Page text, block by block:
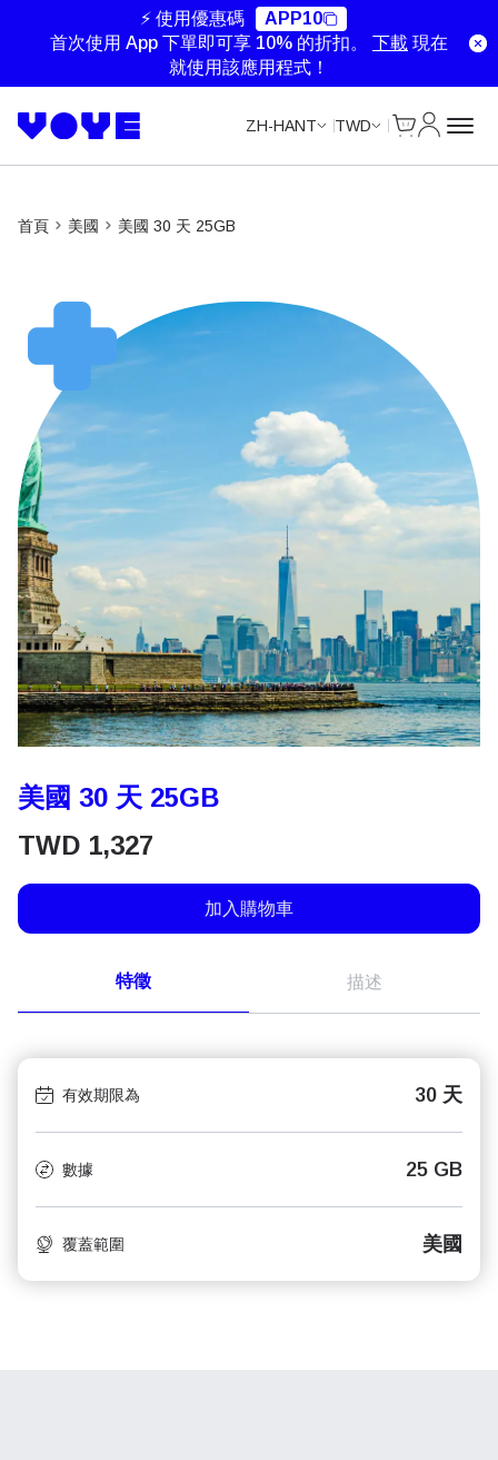
⚡ 使用優惠碼
APP10
首次使用 App 下單即可享 10% 的折扣。 下載 現在
就使用該應用程式！
ZH-HANT TWD
首頁 美國 美國 30 天 25GB
美國 30 天 25GB
TWD 1,327
加入購物車
特徵 描述
有效期限為 30 天
數據 25 GB
覆蓋範圍 美國